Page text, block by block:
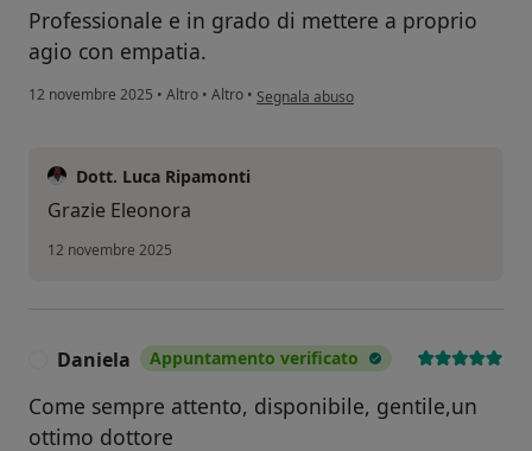
Professionale e in grado di mettere a proprio
agio con empatia.
12 novembre 2025 • Altro • Altro • secondo l'opinione dell'utente Eleonora
Segnala abuso
Dott. Luca Ripamonti
Grazie Eleonora
12 novembre 2025
Daniela Appuntamento verificato
Come sempre attento, disponibile, gentile,un
ottimo dottore